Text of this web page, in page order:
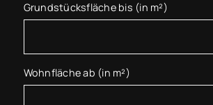
Grundstücksfläche bis (in m²)
Wohnfläche ab (in m²)